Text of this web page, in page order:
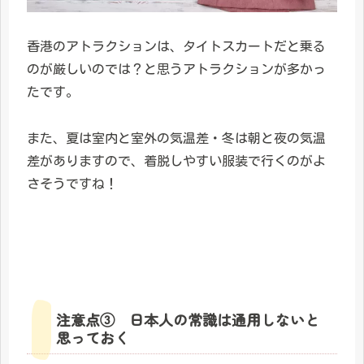
香港のアトラクションは、タイトスカートだと乗る
のが厳しいのでは？と思うアトラクションが多かっ
たです。
また、夏は室内と室外の気温差・冬は朝と夜の気温
差がありますので、着脱しやすい服装で行くのがよ
さそうですね！
注意点③ 日本人の常識は通用しないと
思っておく